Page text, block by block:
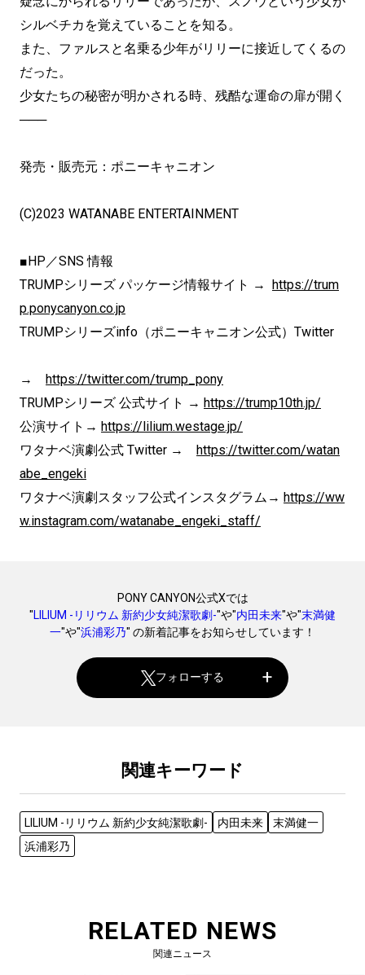
シルベチカを覚えていることを知る。
また、ファルスと名乗る少年がリリーに接近してくるの
だった。
少女たちの秘密が明かされる時、残酷な運命の扉が開く
───
発売・販売元：ポニーキャニオン
(C)2023 WATANABE ENTERTAINMENT
■HP／SNS 情報
TRUMPシリーズ パッケージ情報サイト → https://trum
p.ponycanyon.co.jp
TRUMPシリーズinfo（ポニーキャニオン公式）Twitter
→ https://twitter.com/trump_pony
TRUMPシリーズ 公式サイト → https://trump10th.jp/
公演サイト→ https://lilium.westage.jp/
ワタナベ演劇公式 Twitter → https://twitter.com/watan
abe_engeki
ワタナベ演劇スタッフ公式インスタグラム→ https://ww
w.instagram.com/watanabe_engeki_staff/
PONY CANYON公式Xでは
"LILIUM -リリウム 新約少女純潔歌劇-"や"内田未来"や"末満健
一"や"浜浦彩乃" の新着記事をお知らせしています！
フォローする
関連キーワード
LILIUM -リリウム 新約少女純潔歌劇- 内田未来
末満健一
浜浦彩乃
RELATED NEWS
関連ニュース